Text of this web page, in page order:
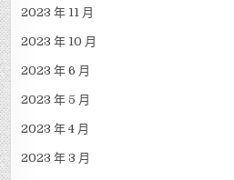
2023 年 11 月
2023 年 10 月
2023 年 6 月
2023 年 5 月
2023 年 4 月
2023 年 3 月